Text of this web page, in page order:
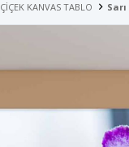
ÇİÇEK KANVAS TABLO